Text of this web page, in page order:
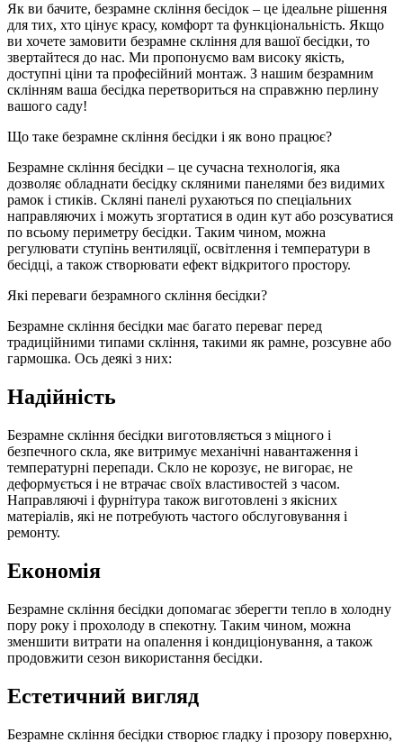
Як ви бачите, безрамне скління бесідок – це ідеальне рішення
для тих, хто цінує красу, комфорт та функціональність. Якщо
ви хочете замовити безрамне скління для вашої бесідки, то
звертайтеся до нас. Ми пропонуємо вам високу якість,
доступні ціни та професійний монтаж. З нашим безрамним
склінням ваша бесідка перетвориться на справжню перлину
вашого саду!
Що таке безрамне скління бесідки і як воно працює?
Безрамне скління бесідки – це сучасна технологія, яка
дозволяє обладнати бесідку скляними панелями без видимих
рамок і стиків. Скляні панелі рухаються по спеціальних
направляючих і можуть згортатися в один кут або розсуватися
по всьому периметру бесідки. Таким чином, можна
регулювати ступінь вентиляції, освітлення і температури в
бесідці, а також створювати ефект відкритого простору.
Які переваги безрамного скління бесідки?
Безрамне скління бесідки має багато переваг перед
традиційними типами скління, такими як рамне, розсувне або
гармошка. Ось деякі з них:
Надійність
Безрамне скління бесідки виготовляється з міцного і
безпечного скла, яке витримує механічні навантаження і
температурні перепади. Скло не корозує, не вигорає, не
деформується і не втрачає своїх властивостей з часом.
Направляючі і фурнітура також виготовлені з якісних
матеріалів, які не потребують частого обслуговування і
ремонту.
Економія
Безрамне скління бесідки допомагає зберегти тепло в холодну
пору року і прохолоду в спекотну. Таким чином, можна
зменшити витрати на опалення і кондиціонування, а також
продовжити сезон використання бесідки.
Естетичний вигляд
Безрамне скління бесідки створює гладку і прозору поверхню,